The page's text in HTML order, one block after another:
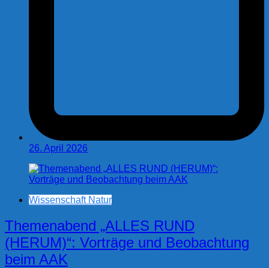
26. April 2026
Wissenschaft Natur
Themenabend „ALLES RUND
(HERUM)“: Vorträge und Beobachtung
beim AAK